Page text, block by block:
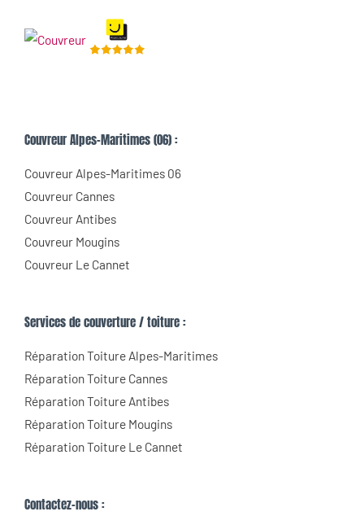
Couvreur Alpes-Maritimes (06) :
Couvreur Alpes-Maritimes 06
Couvreur Cannes
Couvreur Antibes
Couvreur Mougins
Couvreur Le Cannet
Services de couverture / toiture :
Réparation Toiture Alpes-Maritimes
Réparation Toiture Cannes
Réparation Toiture Antibes
Réparation Toiture Mougins
Réparation Toiture Le Cannet
Contactez-nous :